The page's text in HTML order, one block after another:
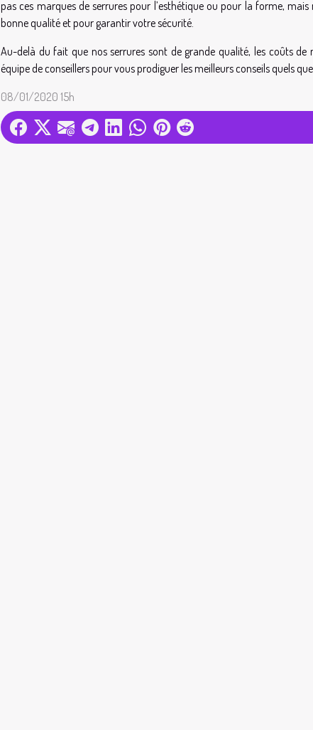
pas ces marques de serrures pour l’esthétique ou pour la forme,
bonne qualité et pour garantir votre sécurité.
Au-delà du fait que nos serrures sont de grande qualité, les coûts de
équipe de conseillers pour vous prodiguer les meilleurs conseils quels
08/01/2020 15h